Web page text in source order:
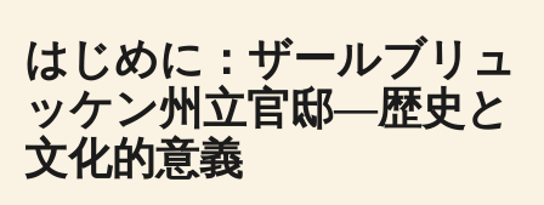
はじめに：ザールブリュ
ッケン州立官邸—歴史と
文化的意義